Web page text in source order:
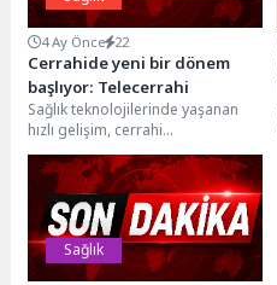
4 Ay Önce 22
Cerrahide yeni bir dönem
başlıyor: Telecerrahi
Sağlık teknolojilerinde yaşanan
hızlı gelişim, cerrahi
uygulamaların sınırlarını yeniden
tanımlıyor. Türkiye’de ilk kez
gerçekleştirilen ‘5G...
Sağlık